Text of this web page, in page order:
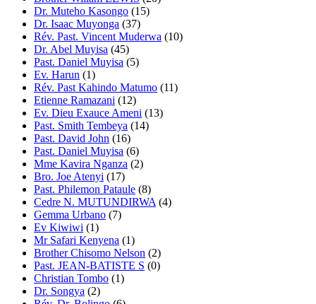
Dr. Muteho Kasongo (15)
Dr. Isaac Muyonga (37)
Rév. Past. Vincent Muderwa (10)
Dr. Abel Muyisa (45)
Past. Daniel Muyisa (5)
Ev. Harun (1)
Rév. Past Kahindo Matumo (11)
Etienne Ramazani (12)
Ev. Dieu Exauce Ameni (13)
Past. Smith Tembeya (14)
Past. David John (16)
Past. Daniel Muyisa (6)
Mme Kavira Nganza (2)
Bro. Joe Atenyi (17)
Past. Philemon Pataule (8)
Cedre N. MUTUNDIRWA (4)
Gemma Urbano (7)
Ev Kiwiwi (1)
Mr Safari Kenyena (1)
Brother Chisomo Nelson (2)
Past. JEAN-BATISTE S (0)
Christian Tombo (1)
Dr. Songya (2)